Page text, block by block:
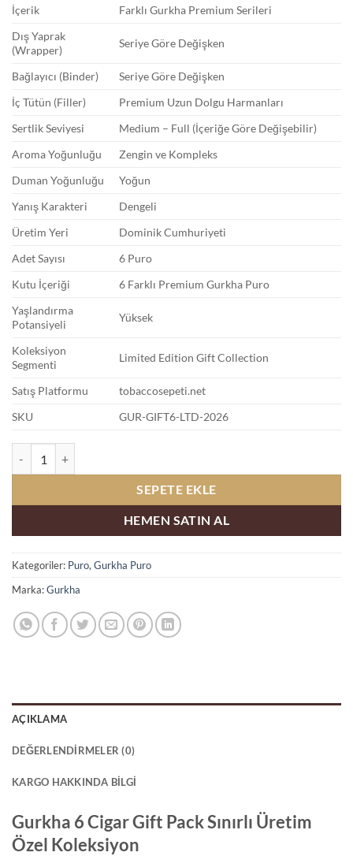
İçerik
Farklı Gurkha Premium Serileri
Dış Yaprak
(Wrapper)
Seriye Göre Değişken
Bağlayıcı (Binder)
Seriye Göre Değişken
İç Tütün (Filler)
Premium Uzun Dolgu Harmanları
Sertlik Seviyesi
Medium – Full (İçeriğe Göre Değişebilir)
Aroma Yoğunluğu
Zengin ve Kompleks
Duman Yoğunluğu
Yoğun
Yanış Karakteri
Dengeli
Üretim Yeri
Dominik Cumhuriyeti
Adet Sayısı
6 Puro
Kutu İçeriği
6 Farklı Premium Gurkha Puro
Yaşlandırma
Potansiyeli
Yüksek
Koleksiyon
Segmenti
Limited Edition Gift Collection
Satış Platformu
tobaccosepeti.net
SKU
GUR-GIFT6-LTD-2026
SEPETE EKLE
HEMEN SATIN AL
Kategoriler: Puro, Gurkha Puro
Marka:Gurkha
AÇIKLAMA
DEĞERLENDIRMELER (0)
KARGO HAKKINDA BILGI
Gurkha 6 Cigar Gift Pack Sınırlı Üretim
Özel Koleksiyon